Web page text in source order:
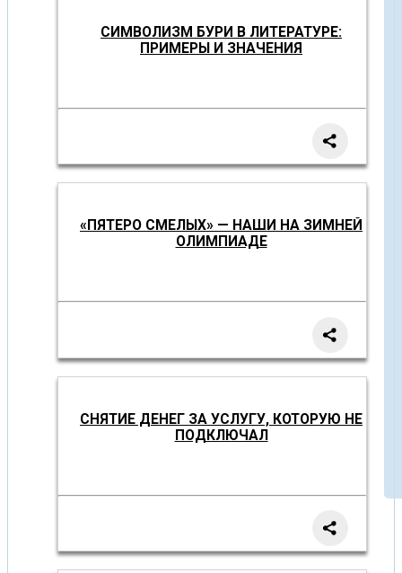
СИМВОЛИЗМ БУРИ В ЛИТЕРАТУРЕ:
ПРИМЕРЫ И ЗНАЧЕНИЯ
«ПЯТЕРО СМЕЛЫХ» — НАШИ НА ЗИМНЕЙ
ОЛИМПИАДЕ
СНЯТИЕ ДЕНЕГ ЗА УСЛУГУ, КОТОРУЮ НЕ
ПОДКЛЮЧАЛ